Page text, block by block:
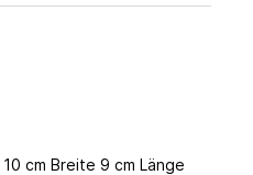
cm Breite 9 cm Länge